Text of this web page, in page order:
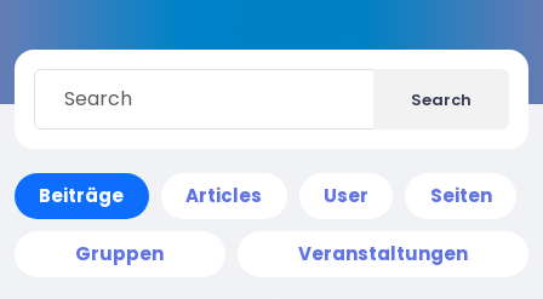
Search
Beiträge Articles User Seiten
Gruppen Veranstaltungen